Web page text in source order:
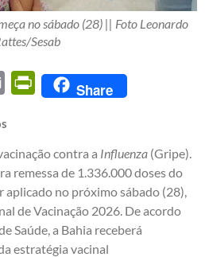
no sábado (28) || Foto Leonardo
Sesab
Email PrintFriendly
Share
contra a Influenza (Gripe).
remessa de 1.336.000 doses do
aplicado no próximo sábado (28),
de Vacinação 2026. De acordo
Saúde, a Bahia receberá
estratégia vacinal